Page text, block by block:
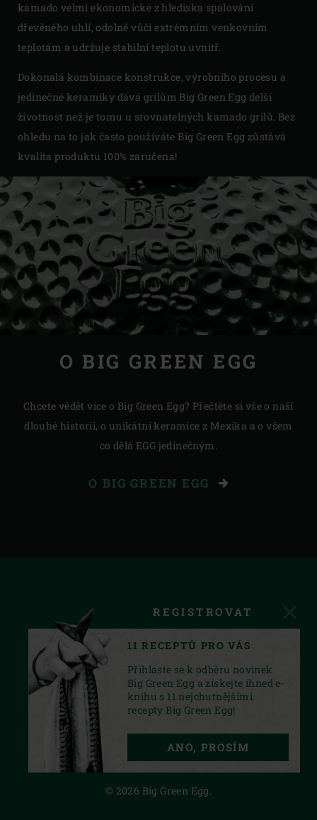
kamado velmi ekonomické z hlediska spalování
dřevěného uhlí, odolné vůči extrémním venkovním
teplotám a udržuje stabilní teplotu uvnitř.
Dokonalá kombinace konstrukce, výrobního procesu a
jedinečné keramiky dává grilům Big Green Egg delší
životnost než je tomu u srovnatelných kamado grilů. Bez
ohledu na to jak často používáte Big Green Egg zůstává
kvalita produktu 100% zaručena!
O BIG GREEN EGG
Chcete vědět více o Big Green Egg? Přečtěte si vše o naší
dlouhé historii, o unikátní keramice z Mexika a o všem
co dělá EGG jedinečným.
O BIG GREEN EGG
YOUTUBE
PRIVACY STATEMENT
© 2026 Big Green Egg.
REGISTROVAT
11 RECEPTŮ PRO VÁS
Přihlaste se k odběru novinek
Big Green Egg a získejte ihned e-
knihu s 11 nejchutnějšími
recepty Big Green Egg!
ANO, PROSÍM